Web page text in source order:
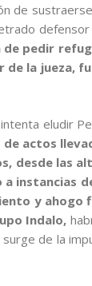
de
de pedir
de la jueza,
eludir
actos
desde las
a instancias
y ahogo
Indalo,
de la